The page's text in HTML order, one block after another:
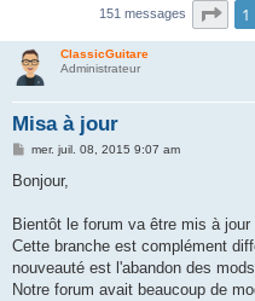
151 messages Page
1
ClassicGuitare
Administrateur
Misa à jour
M
s
g
mer. juil. 08, 2015 9:07 am
Bonjour,
Bientôt le forum va être mis à
Cette branche est complément
nouveauté est l'abandon des
Notre forum avait beaucoup de